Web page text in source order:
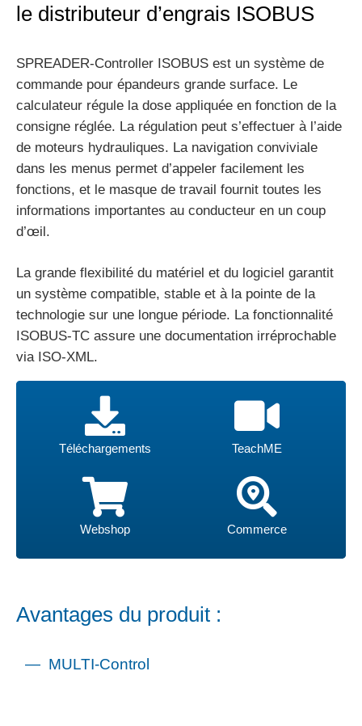
le distributeur d’engrais ISOBUS
SPREADER-Controller ISOBUS est un système de
commande pour épandeurs grande surface. Le
calculateur régule la dose appliquée en fonction de la
consigne réglée. La régulation peut s’effectuer à l’aide
de moteurs hydrauliques. La navigation conviviale
dans les menus permet d’appeler facilement les
fonctions, et le masque de travail fournit toutes les
informations importantes au conducteur en un coup
d’œil.
La grande flexibilité du matériel et du logiciel garantit
un système compatible, stable et à la pointe de la
technologie sur une longue période. La fonctionnalité
ISOBUS-TC assure une documentation irréprochable
via ISO-XML.
Téléchargements TeachME
Webshop Commerce
Téléchargements TeachME
Webshop
Avantages du produit :
MULTI-Control